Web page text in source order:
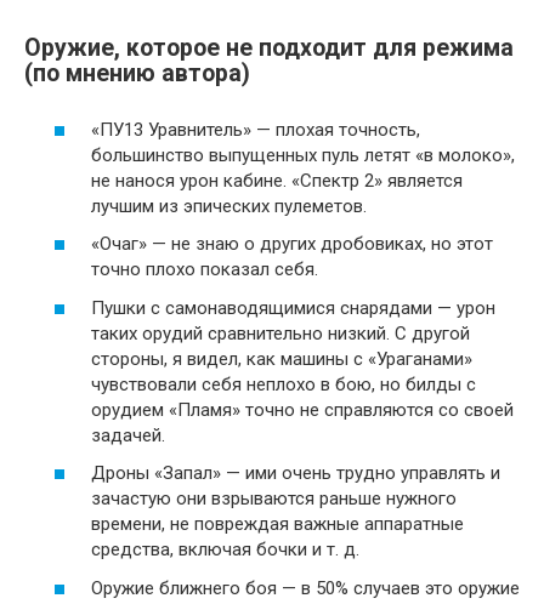
Оружие, которое не подходит для режима
(по мнению автора)
«ПУ13 Уравнитель» — плохая точность,
большинство выпущенных пуль летят «в молоко»,
не нанося урон кабине. «Спектр 2» является
лучшим из эпических пулеметов.
«Очаг» — не знаю о других дробовиках, но этот
точно плохо показал себя.
Пушки с самонаводящимися снарядами — урон
таких орудий сравнительно низкий. С другой
стороны, я видел, как машины с «Ураганами»
чувствовали себя неплохо в бою, но билды с
орудием «Пламя» точно не справляются со своей
задачей.
Дроны «Запал» — ими очень трудно управлять и
зачастую они взрываются раньше нужного
времени, не повреждая важные аппаратные
средства, включая бочки и т. д.
Оружие ближнего боя — в 50% случаев это оружие